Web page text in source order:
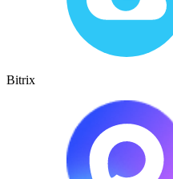
Bitrix